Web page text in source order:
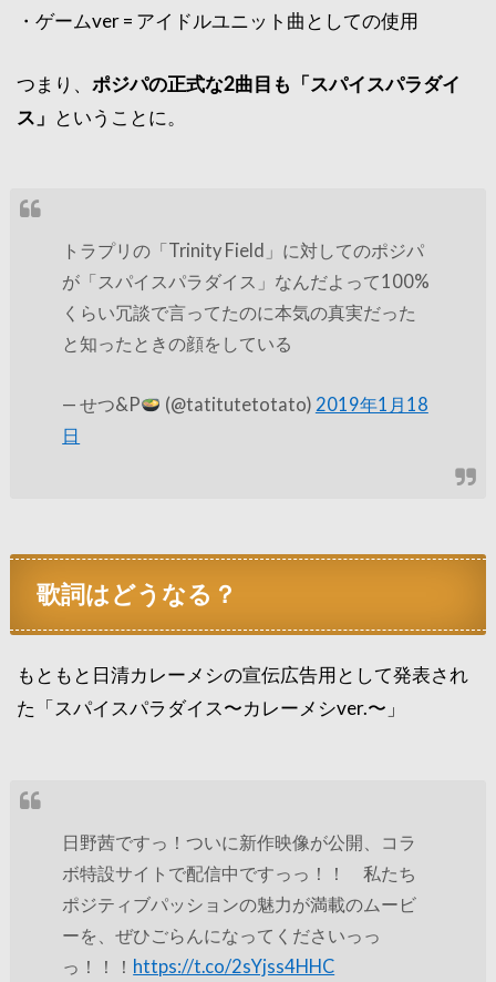
・ゲームver = アイドルユニット曲としての使用
つまり、ポジパの正式な2曲目も「スパイスパラダイ
ス」 ということに。
トラプリの「Trinity Field」に対してのポジパ
が「スパイスパラダイス」なんだよって100%
くらい冗談で言ってたのに本気の真実だった
と知ったときの顔をしている
— せつ&P (@tatitutetotato) 2019年1月18
日
歌詞はどうなる？
もともと日清カレーメシの宣伝広告用として発表され
た「スパイスパラダイス〜カレーメシver.〜」
日野茜ですっ！ついに新作映像が公開、コラ
ボ特設サイトで配信中ですっっ！！ 私たち
ポジティブパッションの魅力が満載のムービ
ーを、ぜひごらんになってくださいっっ
っ！！！ https://t.co/2sYjss4HHC